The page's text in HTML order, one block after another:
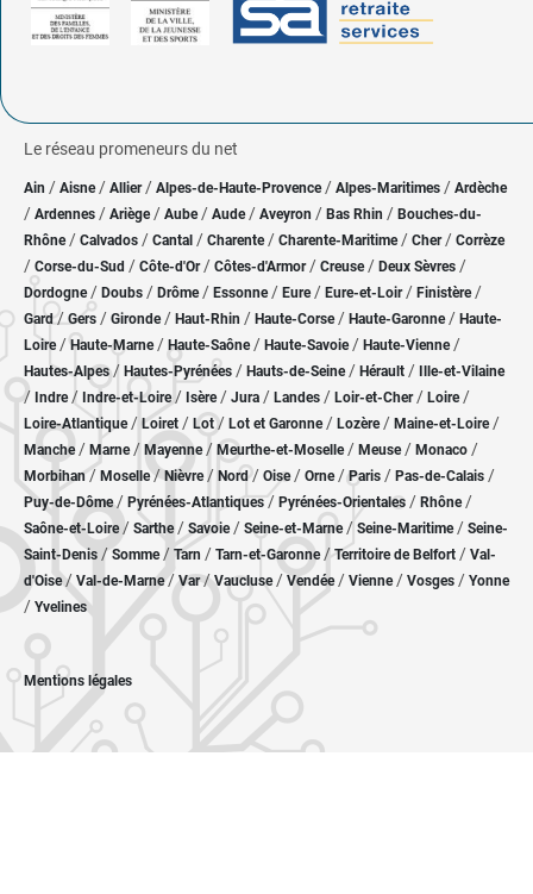
Le réseau promeneurs du net
Ain / Aisne/ Allier/ Alpes-de-Haute-Provence / Alpes-Maritimes / Ardèche
/ Ardennes / Ariège/ Aube/ Aude / Aveyron / Bas Rhin / Bouches-du-
Rhône/ Calvados / Cantal / Charente / Charente-Maritime/ Cher / Corrèze
/ Corse-du-Sud / Côte-d'Or / Côtes-d'Armor/ Creuse/ Deux Sèvres /
Dordogne/ Doubs / Drôme/ Essonne / Eure/ Eure-et-Loir / Finistère/
Gard/ Gers / Gironde/ Haut-Rhin / Haute-Corse/ Haute-Garonne/ Haute-
Loire/Haute-Marne/ Haute-Saône/ Haute-Savoie/ Haute-Vienne/
Hautes-Alpes/ Hautes-Pyrénées / Hauts-de-Seine/ Hérault / Ille-et-Vilaine
/ Indre/ Indre-et-Loire/ Isère/ Jura / Landes / Loir-et-Cher/ Loire/
Loire-Atlantique/ Loiret / Lot/ Lot et Garonne/ Lozère / Maine-et-Loire/
Manche/ Marne/ Mayenne/ Meurthe-et-Moselle/ Meuse/ Monaco /
Morbihan/ Moselle/ Nièvre / Nord/ Oise / Orne/Paris / Pas-de-Calais /
Puy-de-Dôme/ Pyrénées-Atlantiques / Pyrénées-Orientales / Rhône/
Saône-et-Loire/ Sarthe/ Savoie/ Seine-et-Marne/ Seine-Maritime/ Seine-
Saint-Denis /Somme/ Tarn / Tarn-et-Garonne/Territoire de Belfort / Val-
d'Oise/ Val-de-Marne/Var/Vaucluse/ Vendée/ Vienne/ Vosges / Yonne
/ Yvelines
Mentions légales